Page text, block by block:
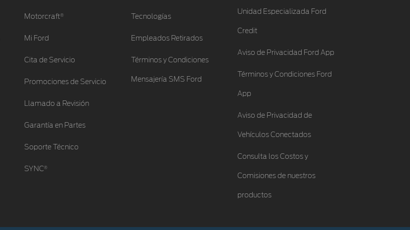
Motorcraft®
Mi Ford
Cita de Servicio
Promociones de Servicio
Llamado a Revisión
Garantía en Partes
Soporte Técnico
SYNC®
Tecnologías
Empleados Retirados
Términos y Condiciones
Mensajería SMS Ford
Unidad Especializada Ford
Credit
Aviso de Privacidad Ford App
Términos y Condiciones Ford
App
Aviso de Privacidad de
Vehículos Conectados
Consulta los Costos y
Comisiones de nuestros
productos